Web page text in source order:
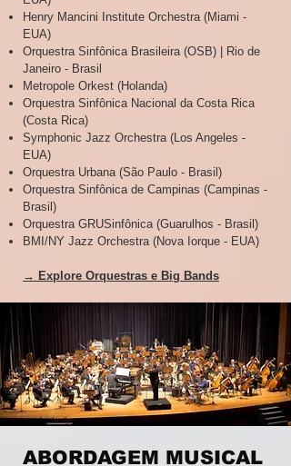
Henry Mancini Institute Orchestra (Miami -
EUA)
Orquestra Sinfônica Brasileira (OSB) | Rio de
Janeiro - Brasil
Metropole Orkest (Holanda)
Orquestra Sinfônica Nacional da Costa Rica
(Costa Rica)
Symphonic Jazz Orchestra (Los Angeles -
EUA)
Orquestra Urbana (São Paulo - Brasil)
Orquestra Sinfônica de Campinas (Campinas -
Brasil)
Orquestra GRUSinfônica (Guarulhos - Brasil)
BMI/NY Jazz Orchestra (Nova Iorque - EUA)
→ Explore Orquestras e Big Bands
ABORDAGEM MUSICAL